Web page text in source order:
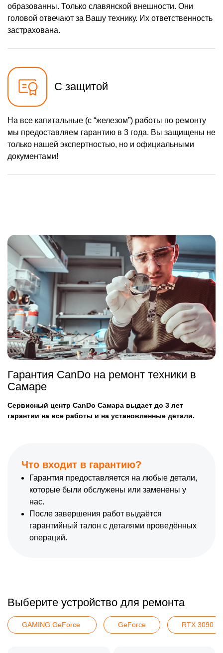
образованны. Только славянской внешности. Они
головой отвечают за Вашу технику. Их ответственность
застрахована.
С защитой
На все капитальные (с “железом”) работы по ремонту
мы предоставляем гарантию в 3 года. Вы защищены не
только нашей экспертностью, но и официальными
документами!
Гарантия CanDo на ремонт техники в
Самаре
Сервисный центр CanDo Самара выдает до 3 лет
гарантии на все работы и на установленные детали.
Что входит в гарантию?
Гарантия предоставляется на любые детали,
которые были обслужены или заменены у
нас.
После завершения работ выдаётся
гарантийный талон с деталями проведённых
операций.
Выберите устройство для ремонта
GAMING GeForce GeForce RTX 3090